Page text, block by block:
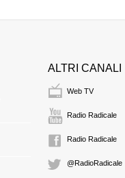
ALTRI CANALI
Web TV
Radio Radicale
Radio Radicale
@RadioRadicale